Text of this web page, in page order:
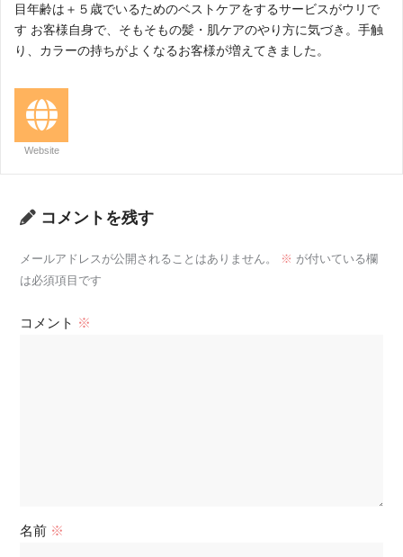
目年齢は＋５歳でいるためのベストケアをするサービスがウリで
す お客様自身で、そもそもの髪・肌ケアのやり方に気づき。手触
り、カラーの持ちがよくなるお客様が増えてきました。
Website
コメントを残す
メールアドレスが公開されることはありません。 ※ が付いている欄
は必須項目です
コメント ※
名前 ※